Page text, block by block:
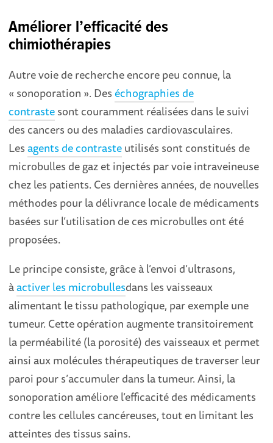
Améliorer l’efficacité des
chimiothérapies
Autre voie de recherche encore peu connue, la
« sonoporation ». Deséchographies de
contrastesont couramment réalisées dans le suivi
des cancers ou des maladies cardiovasculaires.
Lesagents de contrasteutilisés sont constitués de
microbulles de gaz et injectés par voie intraveineuse
chez les patients. Ces dernières années, de nouvelles
méthodes pour la délivrance locale de médicaments
basées sur l’utilisation de ces microbulles ont été
proposées.
Le principe consiste, grâce à l’envoi d’ultrasons,
àactiver les microbullesdans les vaisseaux
alimentant le tissu pathologique, par exemple une
tumeur. Cette opération augmente transitoirement
la perméabilité (la porosité) des vaisseaux et permet
ainsi aux molécules thérapeutiques de traverser leur
paroi pour s’accumuler dans la tumeur. Ainsi, la
sonoporation améliore l’efficacité des médicaments
contre les cellules cancéreuses, tout en limitant les
atteintes des tissus sains.